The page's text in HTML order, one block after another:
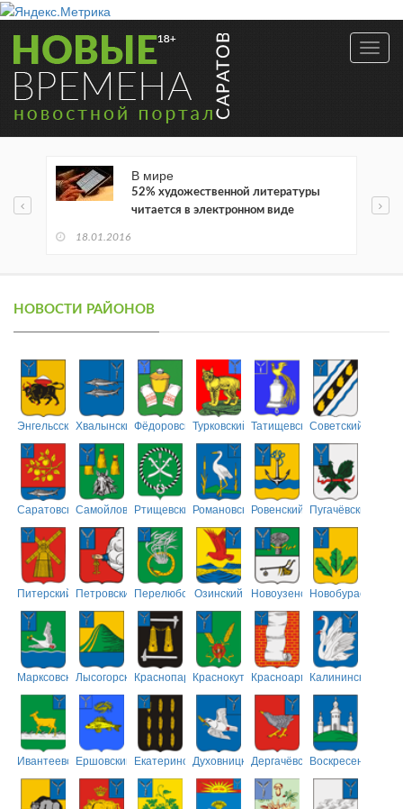
В мире
52% художественной литературы
читается в электронном виде
18.01.2016
НОВОСТИ РАЙОНОВ
ЭнгельсскийХвалынскийФёдоровскийТурковский ТатищевскийСоветский
СаратовскийСамойловскийРтищевскийРомановскийРовенский Пугачёвский
Питерский ПетровскийПерелюбскийОзинский НовоузенскийНовобурасский
МарксовскийЛысогорскийКраснопартизанский
КраснокутскийКрасноармейский
Калининский
ИвантеевскийЕршовский ЕкатериновскийДуховницкийДергачёвскийВоскресенский